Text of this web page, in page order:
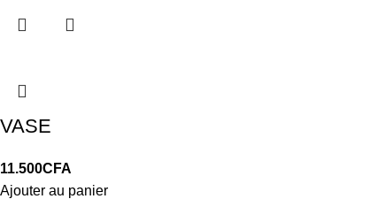
VASE
11.500CFA
Ajouter au panier